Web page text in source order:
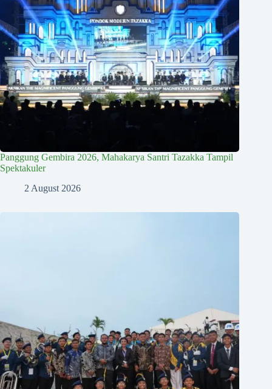
Panggung Gembira 2026, Mahakarya Santri Tazakka Tampil
Spektakuler
2 August 2026